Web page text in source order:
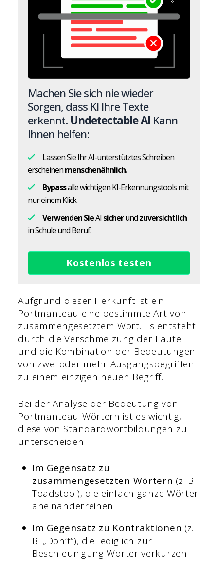
Machen Sie sich nie wieder
Sorgen, dass KI Ihre Texte
erkennt. Undetectable AI Kann
Ihnen helfen:
Lassen Sie Ihr AI-unterstütztes Schreiben
erscheinenmenschenähnlich.
Bypassalle wichtigen KI-Erkennungstools mit
nur einem Klick.
Verwenden SieAI sicherundzuversichtlich
in Schule und Beruf.
Kostenlos testen
Aufgrund dieser Herkunft ist ein
Portmanteau eine bestimmte Art von
zusammengesetztem Wort. Es entsteht
durch die Verschmelzung der Laute
und die Kombination der Bedeutungen
von zwei oder mehr Ausgangsbegriffen
zu einem einzigen neuen Begriff.
Bei der Analyse der Bedeutung von
Portmanteau-Wörtern ist es wichtig,
diese von Standardwortbildungen zu
unterscheiden:
Im Gegensatz zu
zusammengesetzten Wörtern (z. B.
Toadstool), die einfach ganze Wörter
aneinanderreihen.
Im Gegensatz zu Kontraktionen (z.
B. „Don’t“), die lediglich zur
Beschleunigung Wörter verkürzen.